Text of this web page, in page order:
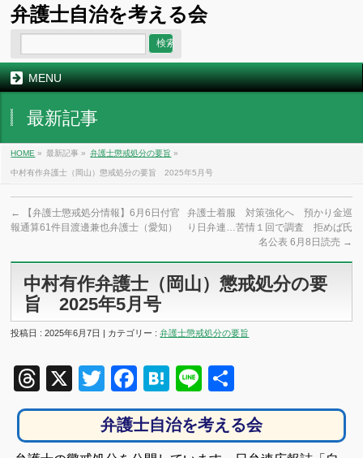
弁護士自治を考える会
MENU
最新記事
HOME » 最新記事 » 弁護士懲戒処分の要旨 »
中村有作弁護士（岡山）懲戒処分の要旨 2025年5月号
←
【弁護士懲戒処分情報】6月6日付官
報通算61件目渡邊兼也弁護士（愛知）
弁護士着服 対策強化へ 預かり金巡
り日弁連…苦情１回で調査 拒めば氏
名公表 6月8日読売 →
中村有作弁護士（岡山）懲戒処分の要
旨 2025年5月号
投稿日 : 2025年6月7日 | カテゴリー :弁護士懲戒処分の要旨
Threads
X TwitterFacebook
Hatena
Line
有
弁護士自治を考える会